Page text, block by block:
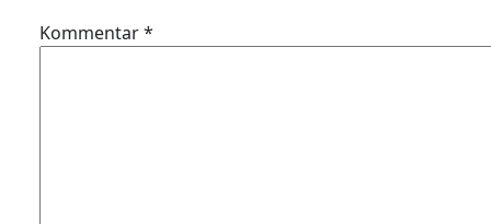
Kommentar*